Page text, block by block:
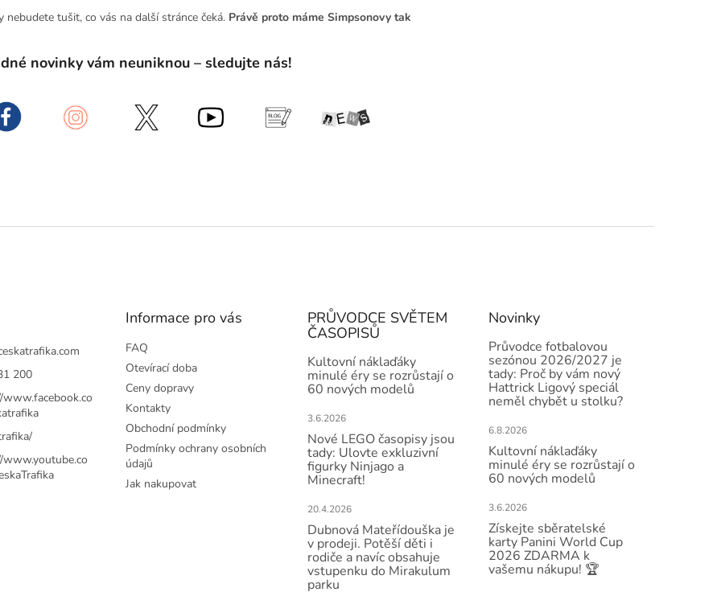
nebudete tušit, co vás na další stránce čeká. Právě proto máme Simpsonovy tak
novinky vám neuniknou – sledujte nás!
200
Informace pro vás
FAQ
Otevírací doba
Ceny dopravy
Kontakty
Obchodní podmínky
Podmínky ochrany osobních
údajů
Jak nakupovat
PRŮVODCE SVĚTEM
ČASOPISŮ
Kultovní náklaďáky
minulé éry se rozrůstají o
60 nových modelů
3.6.2026
Nové LEGO časopisy jsou
tady: Ulovte exkluzivní
figurky Ninjago a
Minecraft!
20.4.2026
Dubnová Mateřídouška je
v prodeji. Potěší děti i
rodiče a navíc obsahuje
vstupenku do Mirakulum
parku
Novinky
Průvodce fotbalovou
sezónou 2026/2027 je
tady: Proč by vám nový
Hattrick Ligový speciál
neměl chybět u stolku?
6.8.2026
Kultovní náklaďáky
minulé éry se rozrůstají o
60 nových modelů
3.6.2026
Získejte sběratelské
karty Panini World Cup
2026 ZDARMA k
vašemu nákupu! 🏆